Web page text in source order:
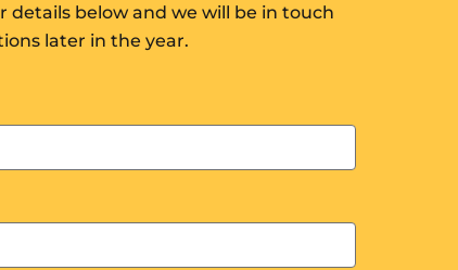
details below and we will be in touch
later in the year.